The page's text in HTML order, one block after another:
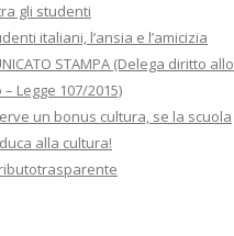
gli studenti
italiani, l’ansia e l’amicizia
STAMPA (Delega diritto allo
Legge 107/2015)
un bonus cultura, se la scuola
alla cultura!